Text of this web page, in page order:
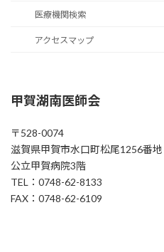
医療機関検索
アクセスマップ
甲賀湖南医師会
〒528-0074
滋賀県甲賀市水口町松尾1256番地
公立甲賀病院3階
TEL：0748-62-8133
FAX：0748-62-6109